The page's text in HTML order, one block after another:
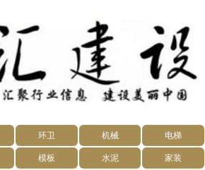
环卫 机械 电梯
模板 水泥 家装